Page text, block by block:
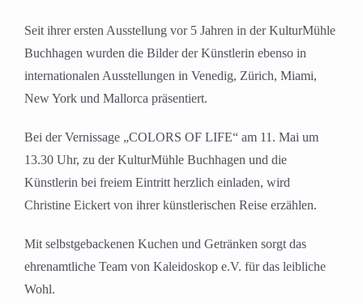
Seit ihrer ersten Ausstellung vor 5 Jahren in der KulturMühle
Buchhagen wurden die Bilder der Künstlerin ebenso in
internationalen Ausstellungen in Venedig, Zürich, Miami,
New York und Mallorca präsentiert.
Bei der Vernissage „COLORS OF LIFE“ am 11. Mai um
13.30 Uhr, zu der KulturMühle Buchhagen und die
Künstlerin bei freiem Eintritt herzlich einladen, wird
Christine Eickert von ihrer künstlerischen Reise erzählen.
Mit selbstgebackenen Kuchen und Getränken sorgt das
ehrenamtliche Team von Kaleidoskop e.V. für das leibliche
Wohl.